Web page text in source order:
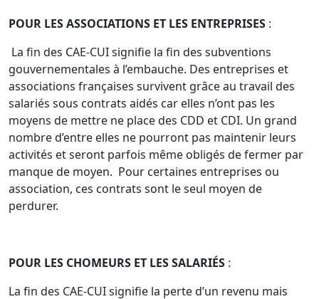
POUR LES ASSOCIATIONS ET LES ENTREPRISES :
La fin des CAE-CUI signifie la fin des subventions
gouvernementales à l’embauche. Des entreprises et
associations françaises survivent grâce au travail des
salariés sous contrats aidés car elles n’ont pas les
moyens de mettre ne place des CDD et CDI. Un grand
nombre d’entre elles ne pourront pas maintenir leurs
activités et seront parfois même obligés de fermer par
manque de moyen. Pour certaines entreprises ou
association, ces contrats sont le seul moyen de
perdurer.
POUR LES CHOMEURS ET LES SALARIÉS :
La fin des CAE-CUI signifie la perte d’un revenu mais